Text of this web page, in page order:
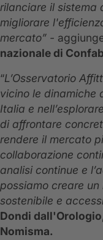
rilanciare il sistema
migliorare
mercato” -
nazionale di
“L’Osservatorio
vicino le dinamiche
Italia e
di affrontare
rendere il mercato
collaborazione
analisi continue e
possiamo creare
sostenibile e
Dondi
Nomisma.